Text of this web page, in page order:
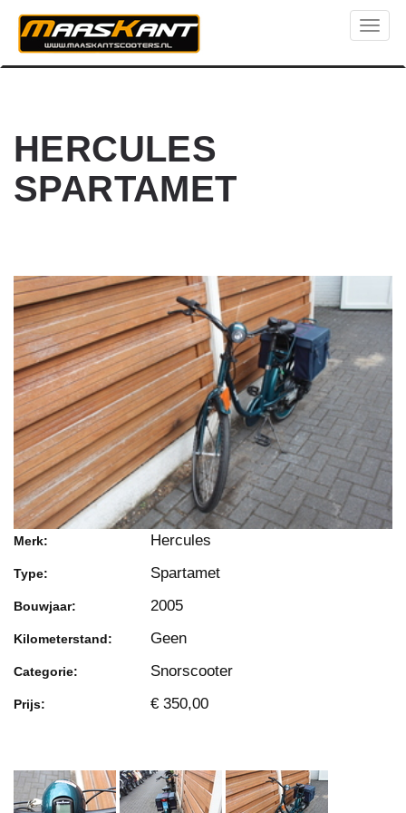
Toggle
HERCULES
SPARTAMET
Merk: Hercules
Type: Spartamet
Bouwjaar: 2005
Kilometerstand: Geen
Categorie: Snorscooter
Prijs: € 350,00